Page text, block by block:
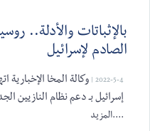
بالإثباتات والأدلة..
الصادم لإسرائيل
2022-5-4 |
وكالة المخا الإخبارية
إسرائيل بـ دعم نظام
....المزيد